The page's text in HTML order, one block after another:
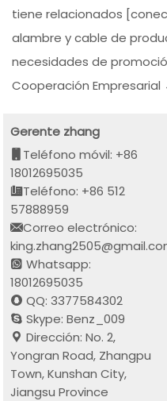
tiene relacionados
alambre y cable de
necesidades de
Cooperación
Gerente zhang
Teléfono móvil: +86
18012695035
Teléfono: +86 512
57888959
Correo electrónico:
Whatsapp:
18012695035
QQ: 3377584302
Skype: Benz_009
Dirección: No. 2,
Yongran Road, Zhangpu
Town, Kunshan City,
Jiangsu Province